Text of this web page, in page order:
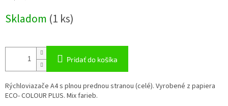
Skladom (1 ks)
Pridať do košíka
Rýchloviazače A4 s plnou prednou stranou (celé). Vyrobené z papiera
ECO- COLOUR PLUS. Mix farieb.